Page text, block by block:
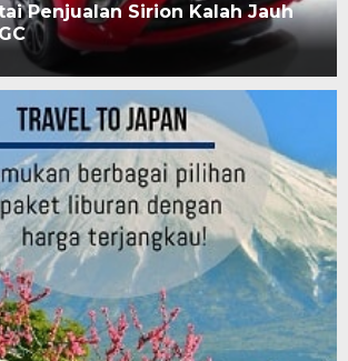
Penjualan Sirion Kalah Jauh